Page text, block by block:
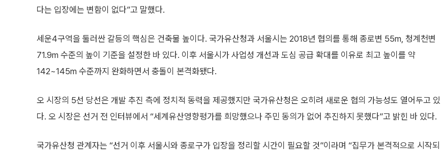
다는 입장에는 변함이 없다”고 말했다.
세운4구역을 둘러싼 갈등의 핵심은 건축물 높이다. 국가유산청과 서울시는 2018년 협의를 통해 종로변 55m, 청계천변
71.9m 수준의 높이 기준을 설정한 바 있다. 이후 서울시가 사업성 개선과 도심 공급 확대를 이유로 최고 높이를 약
142~145m 수준까지 완화하면서 충돌이 본격화됐다.
오 시장의 5선 당선은 개발 추진 측에 정치적 동력을 제공했지만 국가유산청은 오히려 새로운 협의 가능성도 열어두고 있
다. 오 시장은 선거 전 인터뷰에서 “세계유산영향평가를 희망했으나 주민 동의가 없어 추진하지 못했다”고 밝힌 바 있다.
국가유산청 관계자는 “선거 이후 서울시와 종로구가 입장을 정리할 시간이 필요할 것”이라며 “집무가 본격적으로 시작되